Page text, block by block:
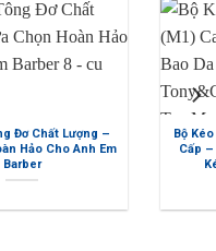
–
Em
Bộ Kéo Cắt Tóc
Cấp – Tặng Kèm
Kéo + Lược